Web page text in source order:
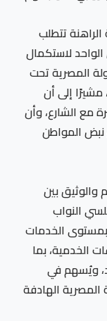
تتطلب
لاستكمال
المصرية تحت
إلى أن
مع الشارع، وأن
المواطن
والوثيق بين
النواب
بمستوى الخدمات
الخدمية، بما
ويُسهم في
الهادفة